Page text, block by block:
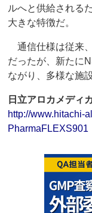
ルへと供給される
大きな特徴だ。
通信仕様は従来
だったが、新たに
ながり、多様な施
日立アロカメディ
http://www.hitachi-
PharmaFLEXS901